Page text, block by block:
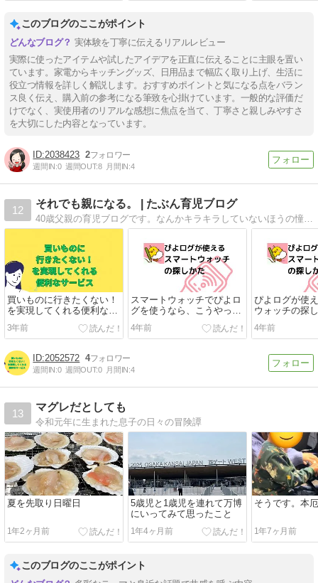
このブログのここがポイント
実体験を丁寧に伝えるリアルレビュー
実際に使ったアイテムや試したアイデアを正直に伝えることに主眼を置い
ています。家電からキッチングッズ、日用品まで幅広く取り上げ、生活に
役立つ情報を詳しく解説します。おすすめポイントと気になる点をバラン
ス良く伝え、購入前の参考になる筆致を心掛けています。一般的な評価だ
けでなく、実使用者のリアルな感想に焦点を当て、丁寧さと親しみやすさ
を大切にした内容となっています。
2038423 2
週間IN:0 週間OUT:8 月間IN:4
12
それでも親になる。 | たぶん育児ブログ
40歳父親の育児ブログです。なんかキラキラしていないほうの憧れない子育てです。あと大田区の情報多めです。
買いものに行きたくない！
を実現してくれる便利なサ
ービスを活用しよう
3年前
スマートウォッチでぴよロ
グを使うなら、こうやって
探そう
4年前
ぴよログが使
ウォッチの探
4年前
2052572 4
週間IN:0 週間OUT:0 月間IN:4
13
マグレだとしても
令和元年に生まれた息子の日々の冒険譚
夏を先取り日曜日
1年2ヶ月前
5歳児と1歳児を連れて万博
にいってみて思ったこと
1年4ヶ月前
そうです。本
1年7ヶ月前
このブログのここがポイント